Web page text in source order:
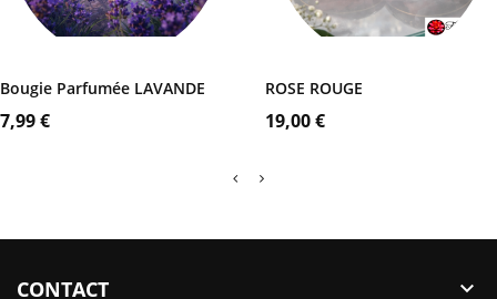
Bougie Parfumée LAVANDE
Prix
7,99 €
Coffret
Noir
ROSE ROUGE
Prix
19,00 €
CONTACT
